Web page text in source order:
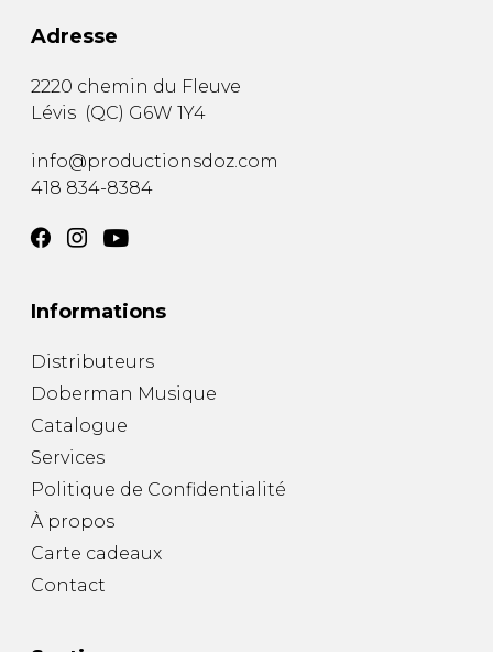
Adresse
2220 chemin du Fleuve
Lévis (QC) G6W 1Y4
info@productionsdoz.com
418 834-8384
Informations
Distributeurs
Doberman Musique
Catalogue
Services
Politique de Confidentialité
À propos
Carte cadeaux
Contact